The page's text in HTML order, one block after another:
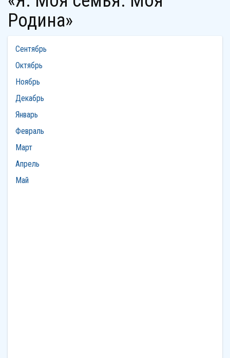
Родина»
Сентябрь
Октябрь
Ноябрь
Декабрь
Январь
Февраль
Март
Апрель
Май